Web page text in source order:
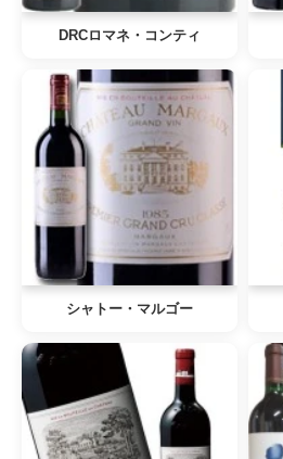
DRCロマネ・コンティ
シャトー・マルゴー